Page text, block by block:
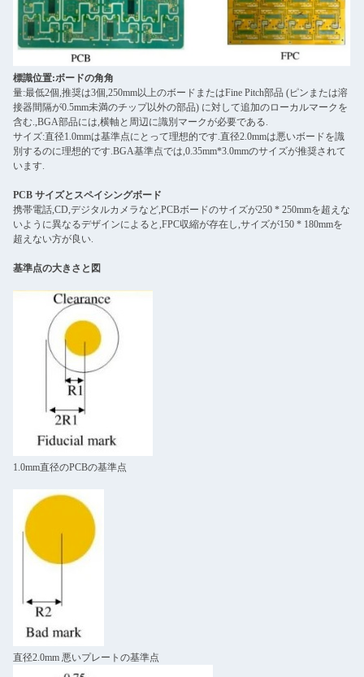
標識位置:ボードの角角
量:最低2個,推奨は3個,250mm以上のボードまたはFine Pitch部品 (ピンまたは溶
接器間隔が0.5mm未満のチップ以外の部品) に対して追加のローカルマークを
含む.,BGA部品には,横軸と周辺に識別マークが必要である.
サイズ:直径1.0mmは基準点にとって理想的です.直径2.0mmは悪いボードを識
別するのに理想的です.BGA基準点では,0.35mm*3.0mmのサイズが推奨されて
います.
PCB サイズとスペイシングボード
携帯電話,CD,デジタルカメラなど,PCBボードのサイズが250 * 250mmを超えな
いように異なるデザインによると,FPC収縮が存在し,サイズが150 * 180mmを
超えない方が良い.
基準点の大きさと図
1.0mm直径のPCBの基準点
直径2.0mm 悪いプレートの基準点